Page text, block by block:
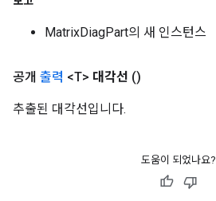
MatrixDiagPart의 새 인스턴스
공개 출력 <T> 대각선 ()
추출된 대각선입니다.
도움이 되었나요?